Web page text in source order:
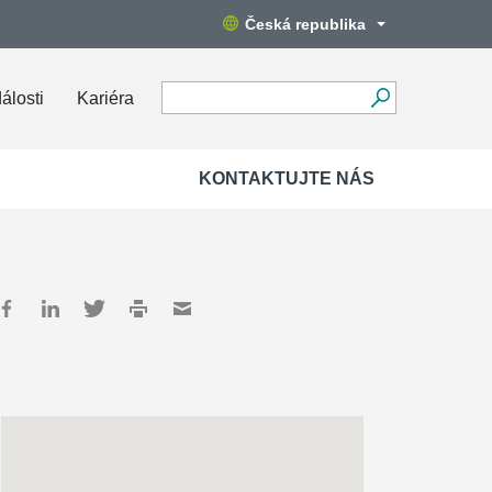
Česká republika
Kariéra
KONTAKTUJTE NÁS